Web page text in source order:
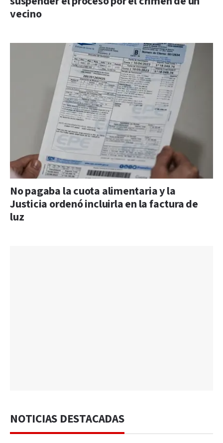
vecino
No pagaba la cuota alimentaria y la
Justicia ordenó incluirla en la factura de
luz
NOTICIAS DESTACADAS